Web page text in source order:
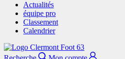
Actualités
équipe pro
Classement
Calendrier